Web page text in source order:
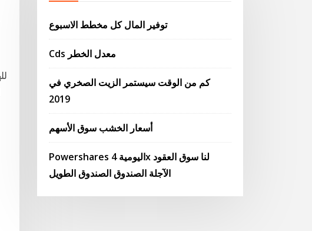
توفير المال كل مخطط الاسبوع
Cds معدل الخطر
كم من الوقت سيستمر الزيت الصخري في
2019
أسعار الخشب سوق الأسهم
Powershares اليومية 4x لنا سوق العقود
الآجلة الصندوق الصندوق الطويل